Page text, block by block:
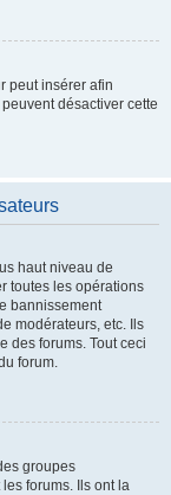
peut insérer afin
désactiver cette
haut niveau de
toutes les opérations
bannissement
modérateurs, etc. Ils
des forums. Tout ceci
forum.
groupes
forums. Ils ont la